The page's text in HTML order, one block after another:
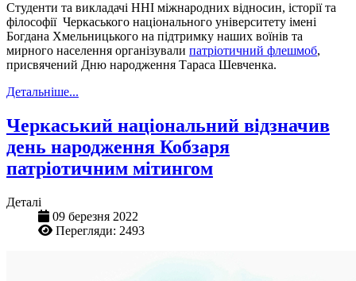
Студенти та викладачі ННІ міжнародних відносин, історії та
філософії Черкаського національного університету імені
Богдана Хмельницького на підтримку наших воїнів та
мирного населення організували патріотичний флешмоб,
присвячений Дню народження Тараса Шевченка.
Детальніше...
Черкаський національний відзначив
день народження Кобзаря
патріотичним мітингом
Деталі
09 березня 2022
Перегляди: 2493